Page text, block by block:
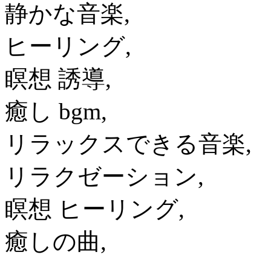
静かな音楽,
ヒーリング,
瞑想 誘導,
癒し bgm,
リラックスできる音楽,
リラクゼーション,
瞑想 ヒーリング,
癒しの曲,